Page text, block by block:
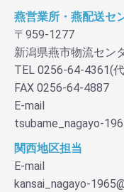
燕営業所・燕配送セ
〒959-1277
新潟県燕市物流セン
TEL 0256-64-4361(
FAX 0256-64-4887
E-mail
tsubame_nagayo-
関西地区担当
E-mail
kansai_nagayo-